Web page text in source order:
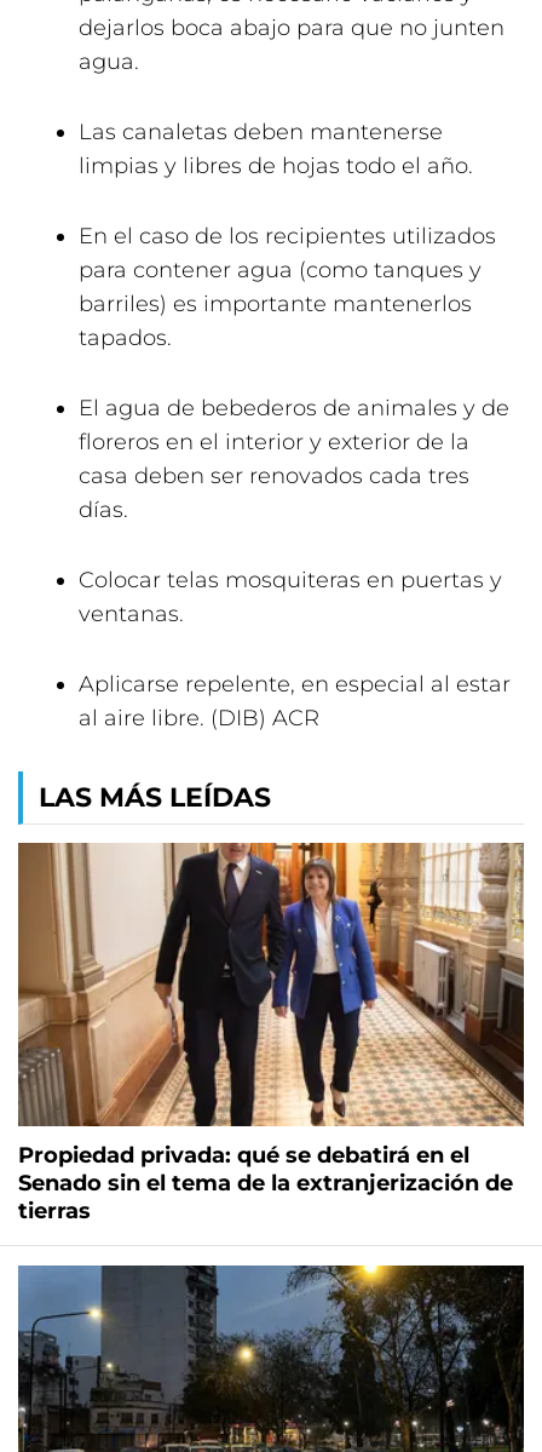
dejarlos boca abajo para que no junten
agua.
Las canaletas deben mantenerse
limpias y libres de hojas todo el año.
En el caso de los recipientes utilizados
para contener agua (como tanques y
barriles) es importante mantenerlos
tapados.
El agua de bebederos de animales y de
floreros en el interior y exterior de la
casa deben ser renovados cada tres
días.
Colocar telas mosquiteras en puertas y
ventanas.
Aplicarse repelente, en especial al estar
al aire libre. (DIB) ACR
LAS MÁS LEÍDAS
Propiedad privada: qué se debatirá en el
Senado sin el tema de la extranjerización de
tierras